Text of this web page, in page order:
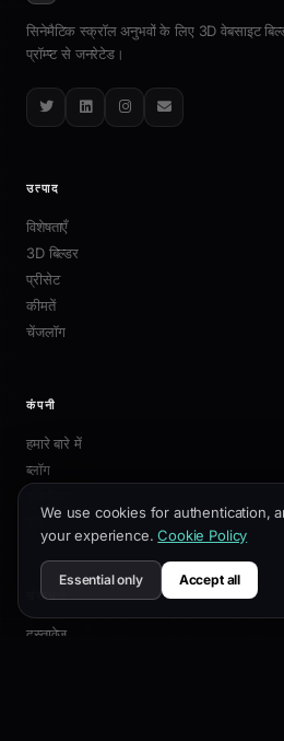
सिनेमैटिक स्क्रॉल अनुभवों के लिए 3D वेबसाइट
प्रॉम्प्ट से जनरेटेड।
TwitterLinkedInInstagram
Email
उत्पाद
विशेषताएँ
3D बिल्डर
प्रीसेट
कीमतें
चेंजलॉग
कंपनी
हमारे बारे में
ब्लॉग
संपर्क
संसाधन
दस्तावेज़
We use cookies for authentication,
your experience. Cookie Policy
Essential only Accept all